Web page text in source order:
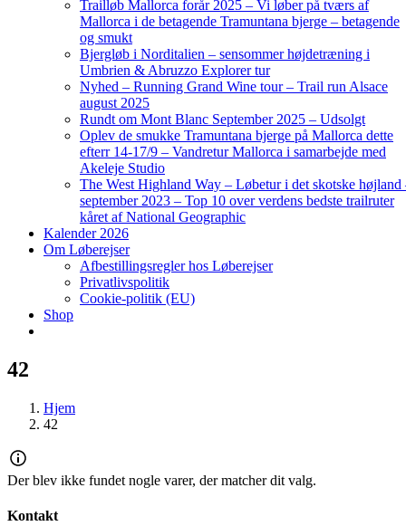
Trailløb Mallorca forår 2025 – Vi løber på tværs af
Mallorca i de betagende Tramuntana bjerge – betagende
og smukt
Bjergløb i Norditalien – sensommer højdetræning i
Umbrien & Abruzzo Explorer tur
Nyhed – Running Grand Wine tour – Trail run Alsace
august 2025
Rundt om Mont Blanc September 2025 – Udsolgt
Oplev de smukke Tramuntana bjerge på Mallorca dette
efterr 14-17/9 – Vandretur Mallorca i samarbejde med
Akeleje Studio
The West Highland Way – Løbetur i det skotske højland
september 2023 – Top 10 over verdens bedste trailruter
kåret af National Geographic
Kalender 2026
Om Løberejser
Afbestillingsregler hos Løberejser
Privatlivspolitik
Cookie-politik (EU)
Shop
42
Hjem
42
Der blev ikke fundet nogle varer, der matcher dit valg.
Kontakt